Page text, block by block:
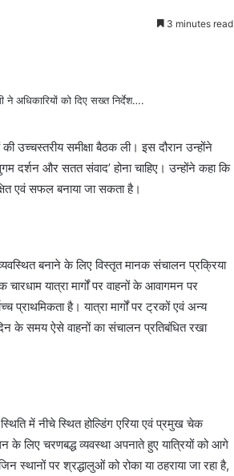
3 minutes read
उच्चस्तरीय समीक्षा बैठक ली। इस दौरान उन्होंने
दर्शन और सतत संवाद’ होना चाहिए। उन्होंने कहा कि
एवं सफल बनाया जा सकता है।
बनाने के लिए विस्तृत मानक संचालन प्रक्रिया
यात्रा मार्गों पर वाहनों के आवागमन पर
प्राथमिकता है। यात्रा मार्गों पर ट्रकों एवं अन्य
के समय ऐसे वाहनों का संचालन प्रतिबंधित रखा
में नीचे स्थित होल्डिंग एरिया एवं प्रमुख चेक
के लिए चरणबद्ध व्यवस्था अपनाते हुए यात्रियों को आगे
स्थानों पर श्रद्धालुओं को रोका या ठहराया जा रहा है,